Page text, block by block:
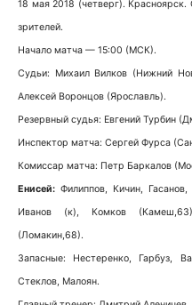
18 мая 2018 (четверг).
зрителей.
Начало матча — 15:00 (МСК).
Судьи: Михаил Вилков (Нижний
Алексей Воронцов (Ярославль).
Резервный судья: Евгений Турбин
Инспектор матча: Сергей Фурса
Комиссар матча: Петр Баркалов
Енисей: Филиппов, Кичин,
Иванов (к), Комков
(Ломакин,68).
Запасные: Нестеренко, Гарбуз,
Стеклов, Малоян.